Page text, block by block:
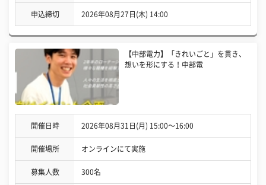
申込締切 2026年08月27日(木) 14:00
【中部電力】「きれいごと」を貫き、
想いを形にする！中部電
開催日時 2026年08月31日(月) 15:00〜16:00
開催場所 オンラインにて実施
募集人数 300名